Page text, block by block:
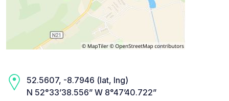
52.5607, -8.7946 (lat, lng)
N 52°33’38.556” W 8°47’40.722”